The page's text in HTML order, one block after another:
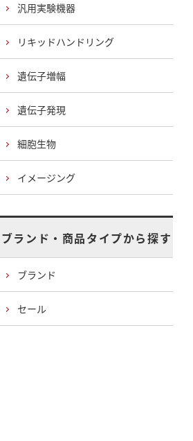
汎用実験機器
リキッドハンドリング
遺伝子増幅
遺伝子発現
細胞生物
イメージング
ブランド・商品タイプから探す
ブランド
セール